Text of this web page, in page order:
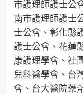
市護理師護士公
南市護理師護士
士公會、彰化縣
護士公會、花蓮
康護理學會、社
兒科醫學會、台
會、台大醫院藥